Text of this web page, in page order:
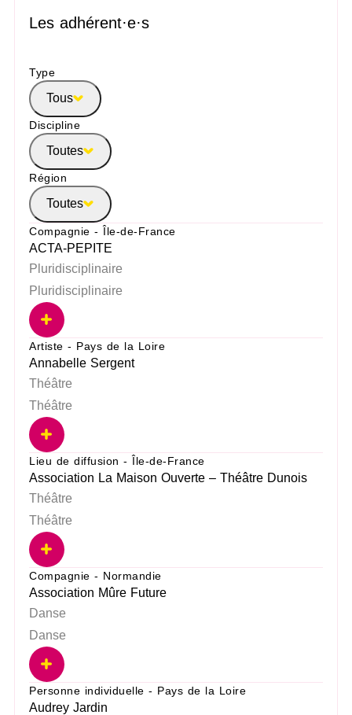
Les adhérent·e·s
Type
Tous
Discipline
Toutes
Région
Toutes
Compagnie - Île-de-France
ACTA-PEPITE
Pluridisciplinaire
Pluridisciplinaire
Artiste - Pays de la Loire
Annabelle Sergent
Théâtre
Théâtre
Lieu de diffusion - Île-de-France
Association La Maison Ouverte – Théâtre Dunois
Théâtre
Théâtre
Compagnie - Normandie
Association Mûre Future
Danse
Danse
Personne individuelle - Pays de la Loire
Audrey Jardin